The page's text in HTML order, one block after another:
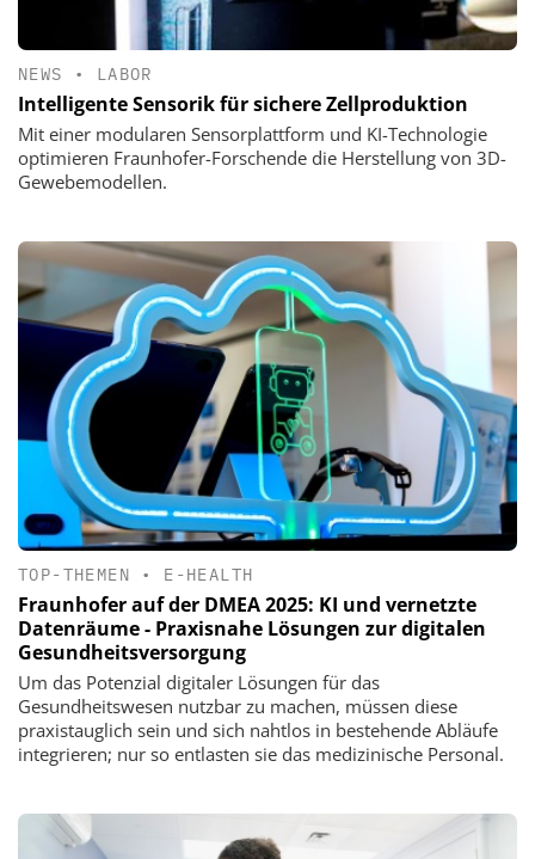
NEWS • LABOR
Intelligente Sensorik für sichere Zellproduktion
Mit einer modularen Sensorplattform und KI-Technologie
optimieren Fraunhofer-Forschende die Herstellung von 3D-
Gewebemodellen.
TOP-THEMEN • E-HEALTH
Fraunhofer auf der DMEA 2025: KI und vernetzte
Datenräume - Praxisnahe Lösungen zur digitalen
Gesundheitsversorgung
Um das Potenzial digitaler Lösungen für das
Gesundheitswesen nutzbar zu machen, müssen diese
praxistauglich sein und sich nahtlos in bestehende Abläufe
integrieren; nur so entlasten sie das medizinische Personal.